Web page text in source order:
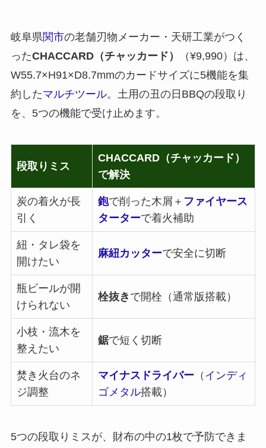
岐阜県関市の老舗刃物メーカー・天研工業がつく
ったCHACCARD（チャッカード）
（¥9,990）は、
W55.7×H91×D8.7mmのカードサイズに5機能を集
約したマルチツール。土用の丑の日BBQの段取り
を、5つの機能で受け止めます。
段取りミス
CHACCARD（チャッカード）
で解決
炭の着火が長
引く
鉋で削った木屑＋ ファイヤース
ターターで着火補助
紐・タレ袋を
開けたい
麻紐カッターで安全に切断
瓶ビールが開
けられない
栓抜き で開栓（通常版搭載）
小枝・流木を
整えたい
鋸で短く切断
焚き火台のネ
ジ調整
マイナスドライバー（ インディ
ゴメタル搭載）
5つの段取りミスが、財布の中の1枚で予防できま